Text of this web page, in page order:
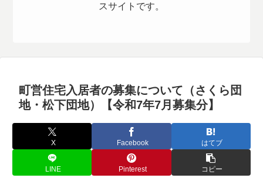
スサイトです。
町営住宅入居者の募集について（さくら団
地・松下団地）【令和7年7月募集分】
X Facebook はてブ
LINE Pinterest コピー